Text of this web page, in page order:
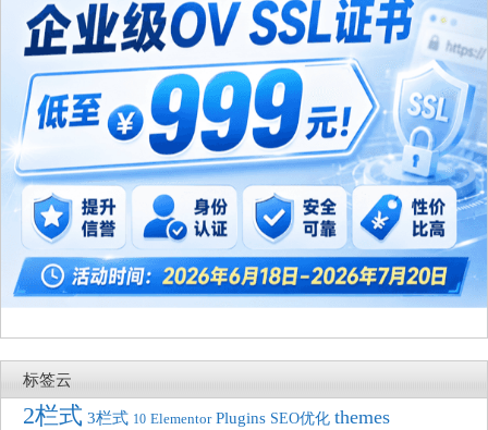
标签云
2栏式 3栏式 10 Elementor Plugins SEO优化 themes